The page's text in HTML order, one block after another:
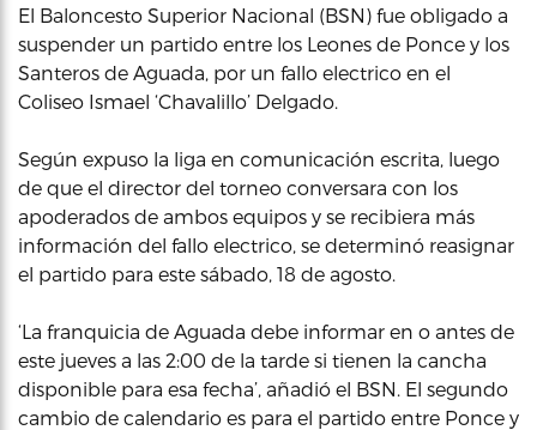
El Baloncesto Superior Nacional (BSN) fue obligado a
suspender un partido entre los Leones de Ponce y los
Santeros de Aguada, por un fallo electrico en el
Coliseo Ismael ‘Chavalillo’ Delgado.
Según expuso la liga en comunicación escrita, luego
de que el director del torneo conversara con los
apoderados de ambos equipos y se recibiera más
información del fallo electrico, se determinó reasignar
el partido para este sábado, 18 de agosto.
‘La franquicia de Aguada debe informar en o antes de
este jueves a las 2:00 de la tarde si tienen la cancha
disponible para esa fecha’, añadió el BSN. El segundo
cambio de calendario es para el partido entre Ponce y